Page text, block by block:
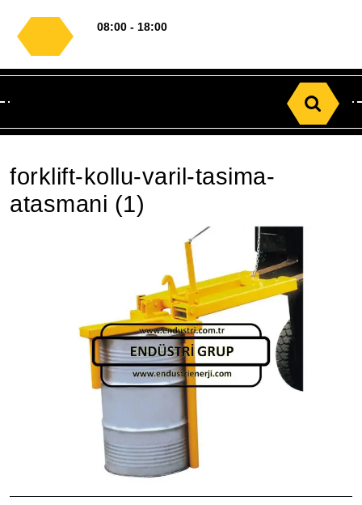
08:00 - 18:00
for:
forklift-kollu-varil-tasima-
atasmani (1)